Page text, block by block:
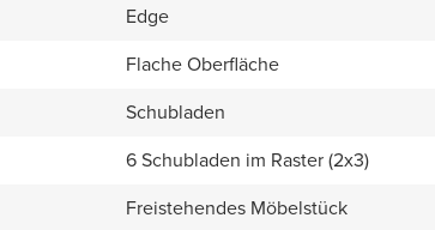
Edge
Flache Oberfläche
Schubladen
6 Schubladen im Raster (2x3)
Freistehendes Möbelstück